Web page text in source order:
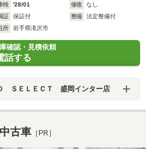
検
'28/01 修復
なし
証
保証付 整備
法定整備付
所
岩手県滝沢市
確認・見積依頼
話する
ＳＥＬＥＣＴ 盛岡インター店
古車 ［PR］